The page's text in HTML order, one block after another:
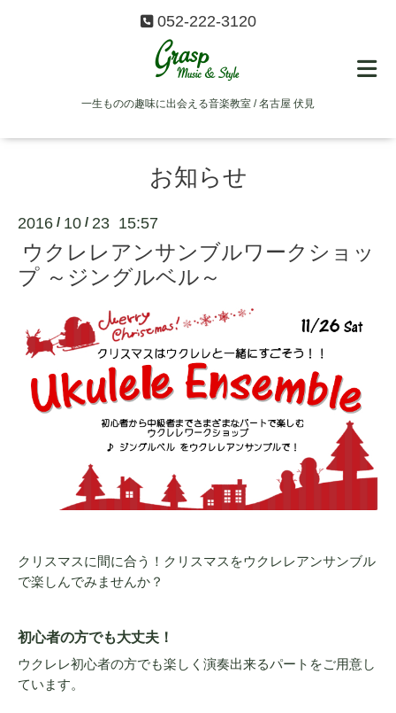
052-222-3120
一生ものの趣味に出会える音楽教室 / 名古屋 伏見
お知らせ
2016 / 10 / 23 15:57
ウクレレアンサンブルワークショッ
プ ～ジングルベル～
クリスマスに間に合う！クリスマスをウクレレアンサンブル
で楽しんでみませんか？
初心者の方でも大丈夫！
ウクレレ初心者の方でも楽しく演奏出来るパートをご用意し
ています。